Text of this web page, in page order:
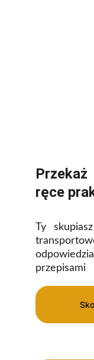
ręce
Ty
przepisami